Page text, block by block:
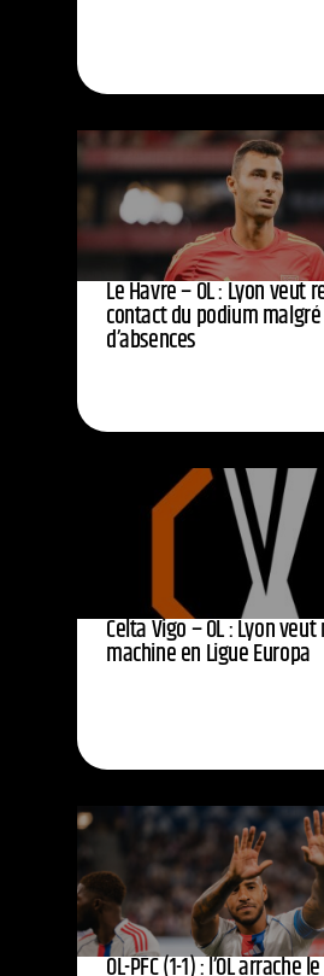
Le Havre – OL : Lyon veut
contact du podium
d’absences
Celta Vigo – OL : Lyon
machine en Ligue Europa
OL-PFC (1-1) : l’OL arrache